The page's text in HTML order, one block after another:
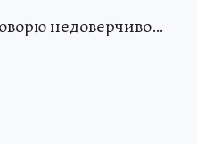
недоверчиво…